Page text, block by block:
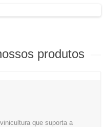
produtos
que suporta a